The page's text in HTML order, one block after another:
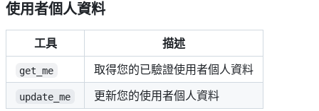
使用者個人資料
工具 描述
get_me 取得您的已驗證使用者個人資料
update_me 更新您的使用者個人資料